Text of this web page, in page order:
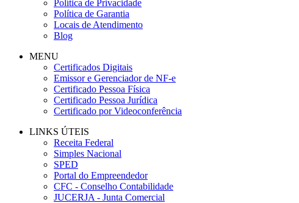
Política de Privacidade
Política de Garantia
Locais de Atendimento
Blog
MENU
Certificados Digitais
Emissor e Gerenciador de NF-e
Certificado Pessoa Física
Certificado Pessoa Jurídica
Certificado por Videoconferência
LINKS ÚTEIS
Receita Federal
Simples Nacional
SPED
Portal do Empreendedor
CFC - Conselho Contabilidade
JUCERJA - Junta Comercial